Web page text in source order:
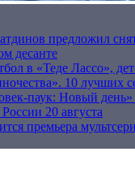
предложил
десанте
в «Теде Лассо»,
10 лучших
паук: Новый день»
20 августа
премьера